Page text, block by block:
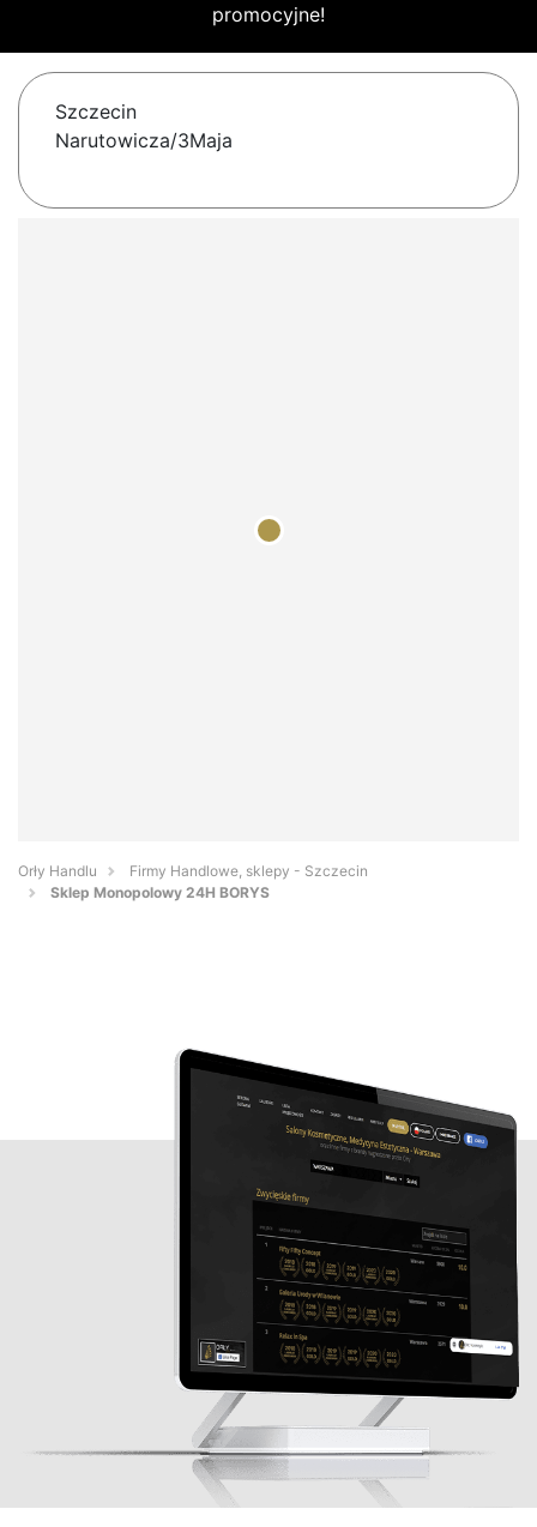
promocyjne!
Szczecin
Narutowicza/3Maja
Orły Handlu
Firmy Handlowe, sklepy - Szczecin
Sklep Monopolowy 24H BORYS